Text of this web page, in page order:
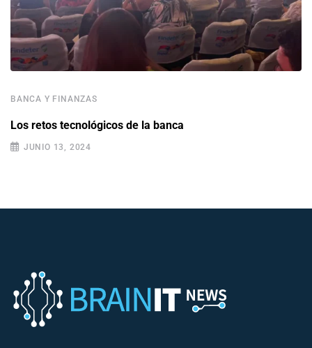
BANCA Y FINANZAS
Los retos tecnológicos de la banca
JUNIO 13, 2024